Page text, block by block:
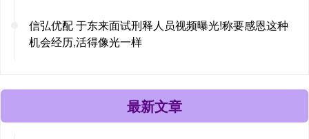
信弘优配 于东来面试刑释人员视频曝光!称要感恩这种
机会经历,活得像光一样
最新文章